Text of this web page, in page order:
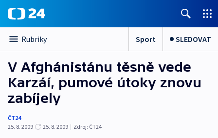
Rubriky Sport SLEDOVAT
V Afghánistánu těsně vede
Karzáí, pumové útoky znovu
zabíjely
ČT24
25. 8. 2009
25. 8. 2009 | Zdroj: ČT24